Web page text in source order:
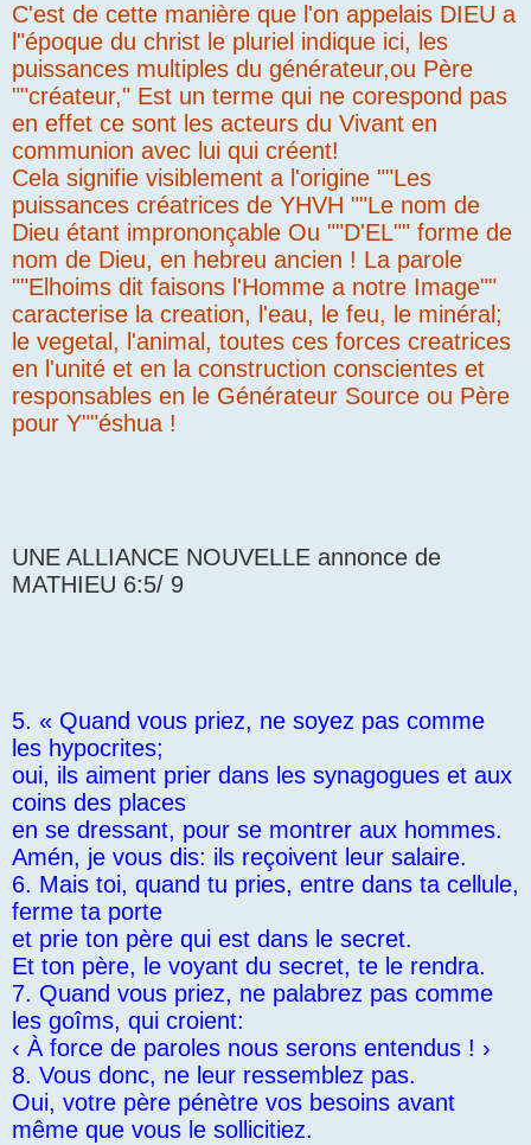
C'est de cette manière que l'on appelais DIEU a
l"époque du christ le pluriel indique ici, les
puissances multiples du générateur,ou Père
""créateur," Est un terme qui ne corespond pas
en effet ce sont les acteurs du Vivant en
communion avec lui qui créent!
Cela signifie visiblement a l'origine ""Les
puissances créatrices de YHVH ""Le nom de
Dieu étant imprononçable Ou ""D'EL"" forme de
nom de Dieu, en hebreu ancien ! La parole
""Elhoims dit faisons l'Homme a notre Image""
caracterise la creation, l'eau, le feu, le minéral;
le vegetal, l'animal, toutes ces forces creatrices
en l'unité et en la construction conscientes et
responsables en le Générateur Source ou Père
pour Y""éshua !
UNE ALLIANCE NOUVELLE annonce de
MATHIEU 6:5/ 9
5. « Quand vous priez, ne soyez pas comme
les hypocrites;
oui, ils aiment prier dans les synagogues et aux
coins des places
en se dressant, pour se montrer aux hommes.
Amén, je vous dis: ils reçoivent leur salaire.
6. Mais toi, quand tu pries, entre dans ta cellule,
ferme ta porte
et prie ton père qui est dans le secret.
Et ton père, le voyant du secret, te le rendra.
7. Quand vous priez, ne palabrez pas comme
les goîms, qui croient:
‹ À force de paroles nous serons entendus ! ›
8. Vous donc, ne leur ressemblez pas.
Oui, votre père pénètre vos besoins avant
même que vous le sollicitiez.